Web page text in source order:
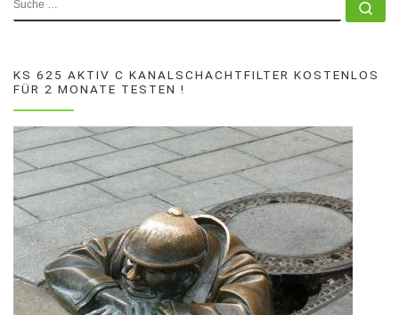
KS 625 AKTIV C KANALSCHACHTFILTER KOSTENLOS
FÜR 2 MONATE TESTEN !